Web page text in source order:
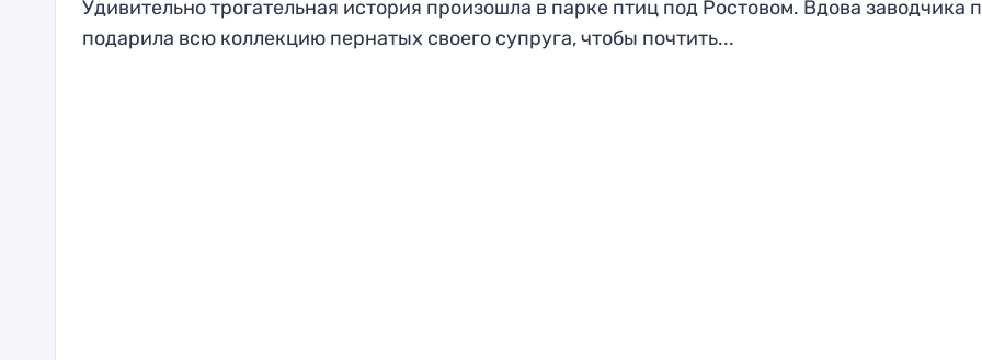
Удивительно трогательная история произошла в парке птиц под Ростовом. Вдова заводчика
подарила всю коллекцию пернатых своего супруга, чтобы почтить...